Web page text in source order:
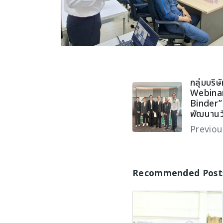
กลุ่มบริ
พัฒนาน
Recommended